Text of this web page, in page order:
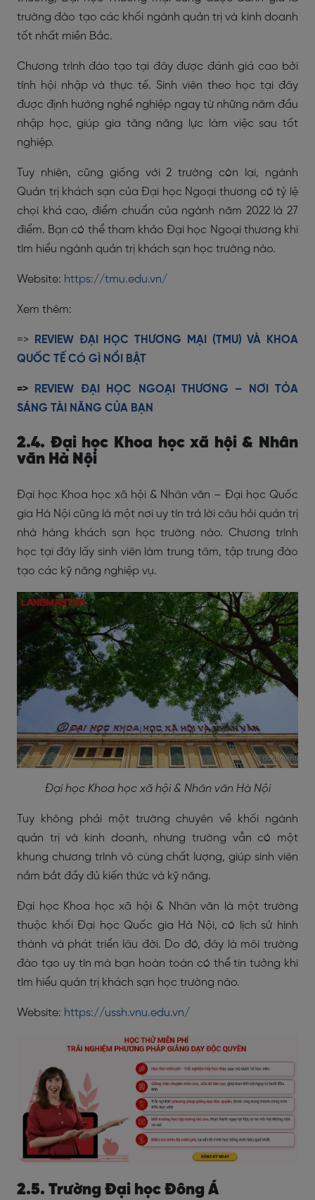
trường đào tạo các khối ngành quản trị và kinh doanh
tốt nhất miền Bắc.
Chương trình đào tạo tại đây được đánh giá cao bởi
tính hội nhập và thực tế. Sinh viên theo học tại đây
được định hướng nghề nghiệp ngay từ những năm đầu
nhập học, giúp gia tăng năng lực làm việc sau tốt
nghiệp.
Tuy nhiên, cũng giống với 2 trường còn lại, ngành
Quản trị khách sạn của Đại học Ngoại thương có tỷ lệ
chọi khá cao, điểm chuẩn của ngành năm 2022 là 27
điểm. Bạn có thể tham khảo Đại học Ngoại thương khi
tìm hiểu ngành quản trị khách sạn học trường nào.
Website: https://tmu.edu.vn/
Xem thêm:
=>
REVIEW ĐẠI HỌC THƯƠNG MẠI (TMU) VÀ KHOA
QUỐC TẾ CÓ GÌ NỔI BẬT
=>
REVIEW ĐẠI HỌC NGOẠI THƯƠNG – NƠI TỎA
SÁNG TÀI NĂNG CỦA BẠN
2.4. Đại học Khoa học xã hội & Nhân
văn Hà Nội
Đại học Khoa học xã hội & Nhân văn – Đại học Quốc
gia Hà Nội cũng là một nơi uy tín trả lời câu hỏi quản trị
nhà hàng khách sạn học trường nào. Chương trình
học tại đây lấy sinh viên làm trung tâm, tập trung đào
tạo các kỹ năng nghiệp vụ.
Đại học Khoa học xã hội & Nhân văn Hà Nội
Tuy không phải một trường chuyên về khối ngành
quản trị và kinh doanh, nhưng trường vẫn có một
khung chương trình vô cùng chất lượng, giúp sinh viên
nắm bắt đầy đủ kiến thức và kỹ năng.
Đại học Khoa học xã hội & Nhân văn là một trường
thuộc khối Đại học Quốc gia Hà Nội, có lịch sử hình
thành và phát triển lâu đời. Do đó, đây là môi trường
đào tạo uy tín mà bạn hoàn toàn có thể tin tưởng khi
tìm hiểu quản trị khách sạn học trường nào.
Website: https://ussh.vnu.edu.vn/
2.5. Trường Đại học Đông Á